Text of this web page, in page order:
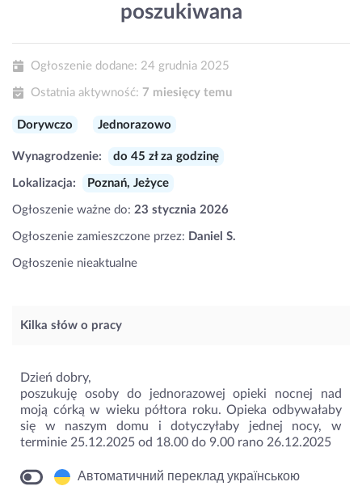
poszukiwana
Ogłoszenie dodane: 24 grudnia 2025
Ostatnia aktywność: 7 miesięcy temu
Dorywczo Jednorazowo
Wynagrodzenie: do 45 zł za godzinę
Lokalizacja: Poznań, Jeżyce
Ogłoszenie ważne do: 23 stycznia 2026
Ogłoszenie zamieszczone przez: Daniel S.
Ogłoszenie nieaktualne
Kilka słów o pracy
Dzień dobry,
poszukuję osoby do jednorazowej opieki nocnej nad
moją córką w wieku półtora roku. Opieka odbywałaby
się w naszym domu i dotyczyłaby jednej nocy, w
terminie 25.12.2025 od 18.00 do 9.00 rano 26.12.2025
Автоматичний переклад українською